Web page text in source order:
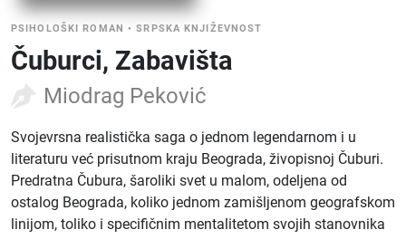
PSIHOLOŠKI ROMAN •SRPSKA KNJIŽEVNOST
Čuburci, Zabavišta
Miodrag Peković
Svojevrsna realistička saga o jednom legendarnom i u
literaturu već prisutnom kraju Beograda, živopisnoj Čuburi.
Predratna Čubura, šaroliki svet u malom, odeljena od
ostalog Beograda, koliko jednom zamišljenom geografskom
linijom, toliko i specifičnim mentalitetom svojih stanovnika